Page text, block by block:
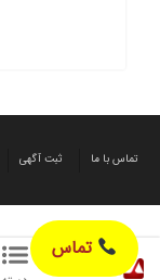
تماس
تماس با ما ثبت آگهی